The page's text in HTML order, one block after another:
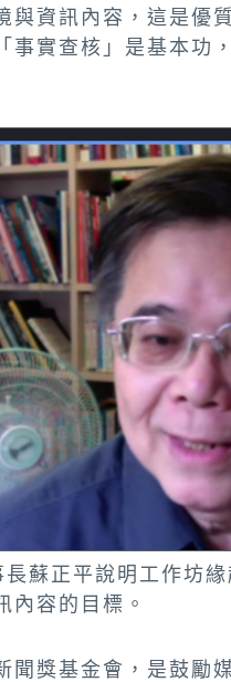
與資訊內容，這是優
事實查核」是基本功
蘇正平說明工作坊
內容的目標。
聞獎基金會，是鼓勵